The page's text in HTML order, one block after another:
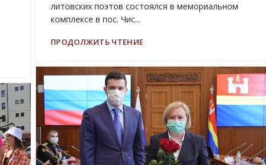
литовских поэтов состоялся в мемориальном
комплексе в пос. Чис...
ПРОДОЛЖИТЬ ЧТЕНИЕ
ИЮН